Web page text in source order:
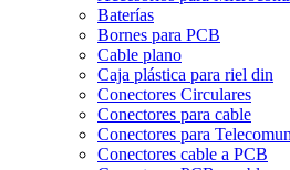
Baterías
Bornes para PCB
Cable plano
Caja plástica para riel din
Conectores Circulares
Conectores para cable
Conectores para
Conectores cable a PCB